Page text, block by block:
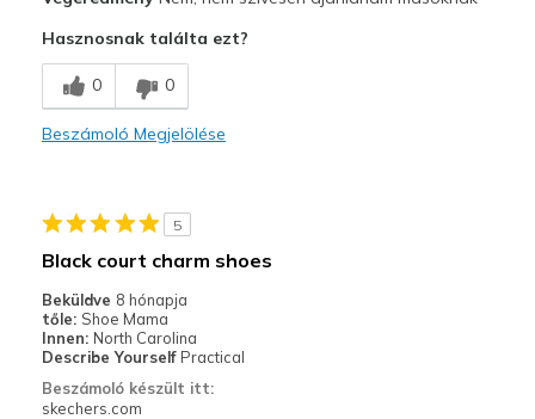
Poor Quality
Legjobb használat
Casual Wear
Sizing
Feels true to size
View On Shoes
I'm Into Shoes
Hasznosnak találta ezt?
0 0
Beszámoló Megjelölése
5
Black court charm shoes
Beküldve 8 hónapja
tőle: Shoe Mama
Innen: North Carolina
Describe Yourself Practical
Beszámoló készült itt:
skechers.com